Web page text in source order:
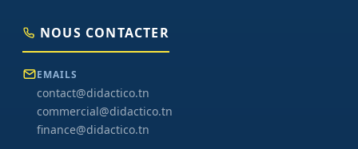
NOUS CONTACTER
EMAILS
contact@didactico.tn
commercial@didactico.tn
finance@didactico.tn